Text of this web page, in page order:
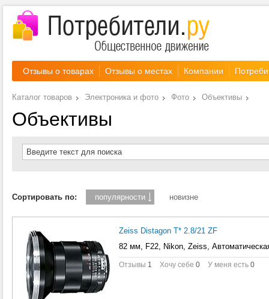
Отзывы о товарах Отзывы о местах Компании
Каталог товаров Электроника и фото Фото Объективы
Объективы
Введите текст для поиска
Сортировать по: популярности новизне
Zeiss Distagon T* 2.8/21 ZF
82 мм, F22, Nikon, Zeiss,
Отзывы 1 Хочу себе 0 У меня есть 0